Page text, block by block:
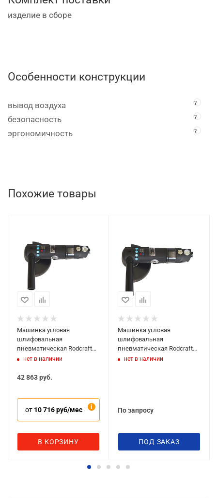
пневмоинструмента в руке оператора.
изделие в сборе
Особенности конструкции
вывод воздуха ?
безопасность ?
эргономичность ?
Похожие товары
Машинка угловая
шлифовальная
пневматическая Rodcraft
7166нет в наличии
42 863руб.
от 10 716 руб/мес
В КОРЗИНУ
Машинка угловая
шлифовальная
пневматическая Rodcraft
7160нет в наличии
По запросу
ПОД ЗАКАЗ